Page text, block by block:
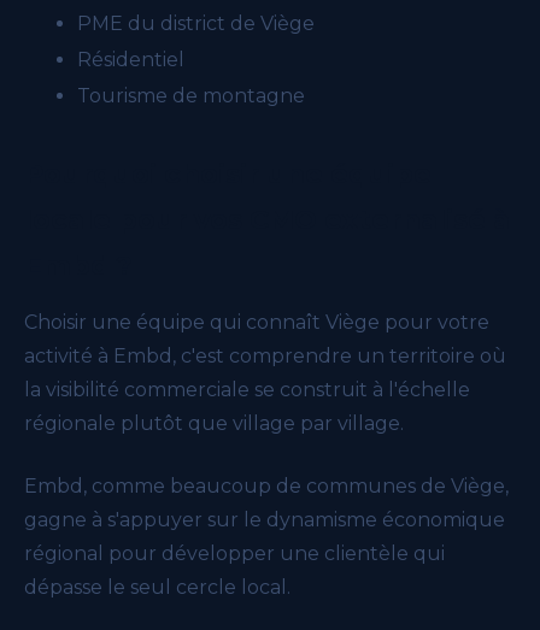
PME du district de Viège
Résidentiel
Tourisme de montagne
Choisir une équipe qui connaît Viège pour votre
activité à Embd, c'est comprendre un territoire où
la visibilité commerciale se construit à l'échelle
régionale plutôt que village par village.
Embd, comme beaucoup de communes de Viège,
gagne à s'appuyer sur le dynamisme économique
régional pour développer une clientèle qui
dépasse le seul cercle local.